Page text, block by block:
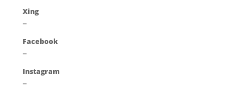
Xing
–
Facebook
–
Instagram
–